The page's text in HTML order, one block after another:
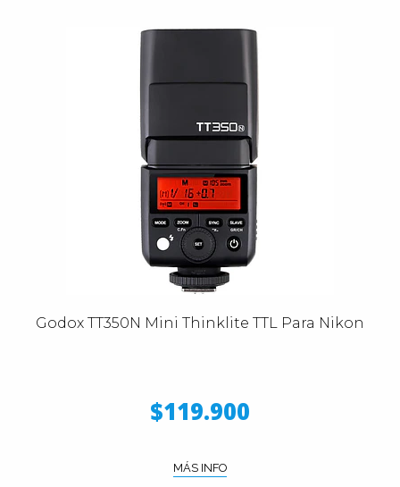
Godox TT350N Mini Thinklite TTL Para Nikon
$119.900
MÁS INFO